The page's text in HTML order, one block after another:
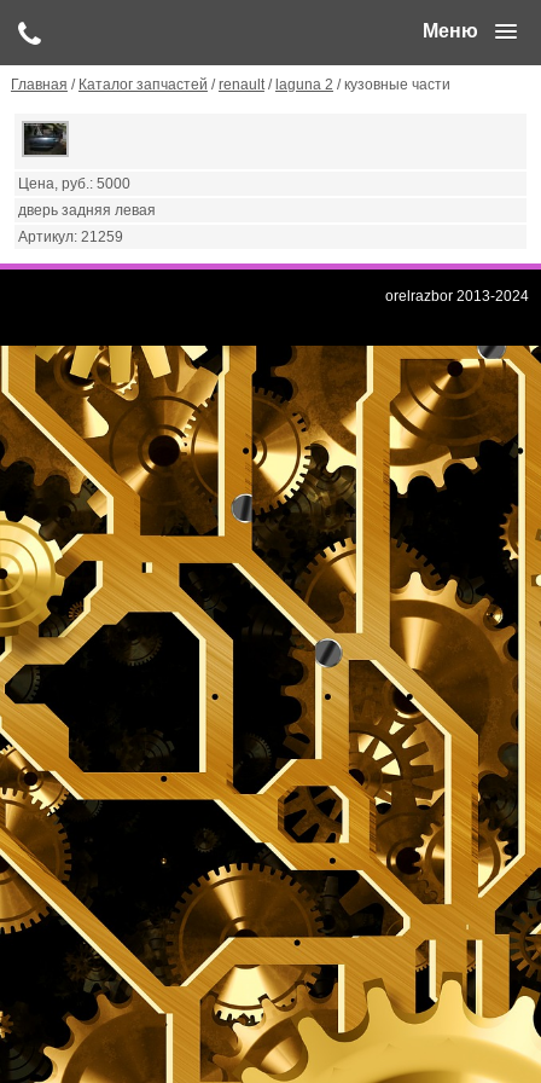
Меню
Главная / Каталог запчастей /renault/ laguna 2 / кузовные части
5000
дверь задняя левая
21259
orelrazbor 2013-2024